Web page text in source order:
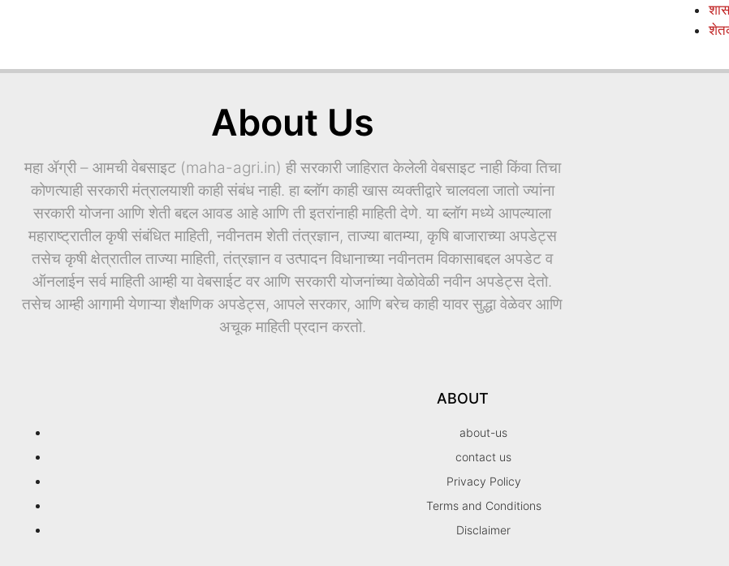
About Us
महा ॲग्री – आमची वेबसाइट (maha-agri.in) ही सरकारी जाहिरात केलेली वेबसाइट नाही किंवा तिचा
कोणत्याही सरकारी मंत्रालयाशी काही संबंध नाही. हा ब्लॉग काही खास व्यक्तीद्वारे चालवला जातो ज्यांना
सरकारी योजना आणि शेती बद्दल आवड आहे आणि ती इतरांनाही माहिती देणे. या ब्लॉग मध्ये आपल्याला
महाराष्ट्रातील कृषी संबंधित माहिती, नवीनतम शेती तंत्रज्ञान, ताज्या बातम्या, कृषि बाजाराच्या अपडेट्स
तसेच कृषी क्षेत्रातील ताज्या माहिती, तंत्रज्ञान व उत्पादन विधानाच्या नवीनतम विकासाबद्दल अपडेट व
ऑनलाईन सर्व माहिती आम्ही या वेबसाईट वर आणि सरकारी योजनांच्या वेळोवेळी नवीन अपडेट्स देतो.
तसेच आम्ही आगामी येणाऱ्या शैक्षणिक अपडेट्स, आपले सरकार, आणि बरेच काही यावर सुद्धा वेळेवर आणि
अचूक माहिती प्रदान करतो.
ABOUT
about-us
contact us
Privacy Policy
Terms and Conditions
Disclaimer